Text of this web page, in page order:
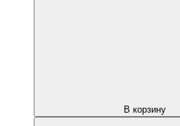
В корзину